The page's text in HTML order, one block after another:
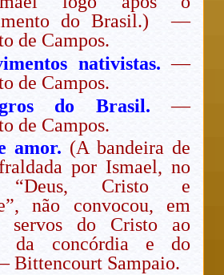
do Brasil.) —
de Campos.
nativistas. —
de Campos.
do Brasil. —
de Campos.
amor. (A bandeira de
por Ismael, no
“Deus, Cristo e
não convocou, em
servos do Cristo ao
da concórdia e do
Bittencourt Sampaio.